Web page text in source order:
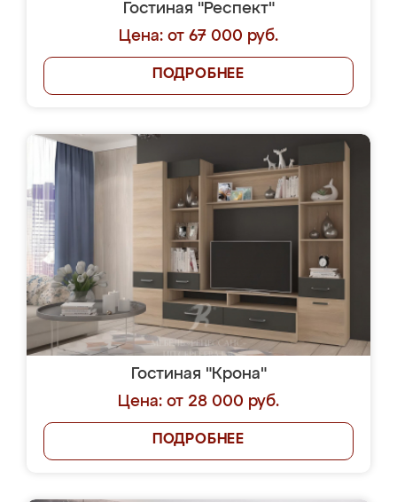
Гостиная "Респект"
Цена: от 67 000 руб.
ПОДРОБНЕЕ
Гостиная "Крона"
Цена: от 28 000 руб.
ПОДРОБНЕЕ